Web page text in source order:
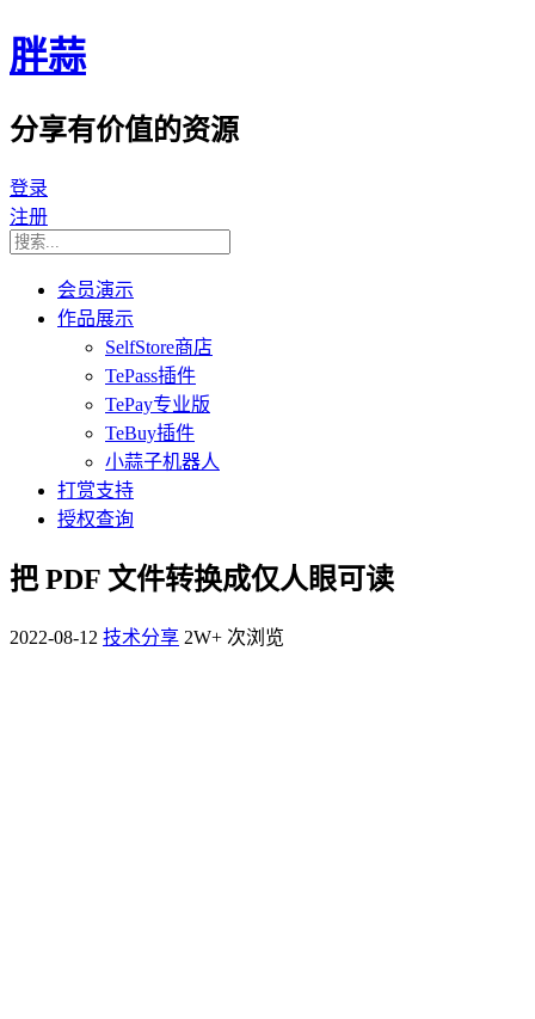
胖蒜
分享有价值的资源
登录
注册
会员演示
作品展示
SelfStore商店
TePass插件
TePay专业版
TeBuy插件
小蒜子机器人
打赏支持
授权查询
把 PDF 文件转换成仅人眼可读
2022-08-12 技术分享 2W+ 次浏览